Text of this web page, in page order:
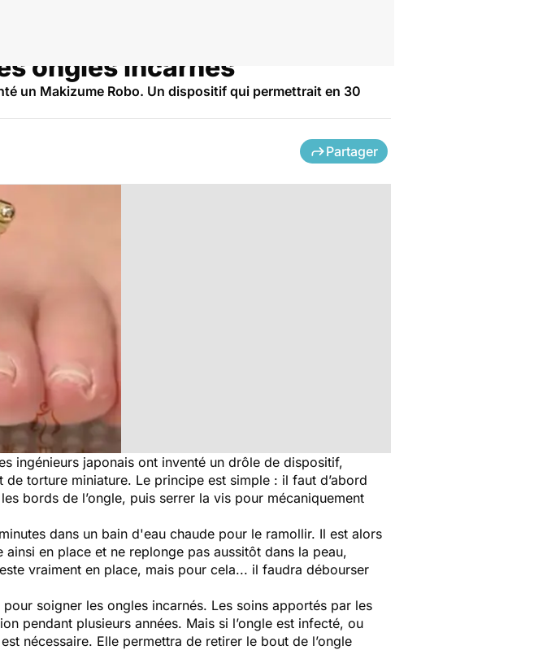
ongles incarnés
un Makizume Robo. Un dispositif qui permettrait en 30
Partager
ingénieurs japonais ont inventé un drôle de dispositif,
torture miniature. Le principe est simple : il faut d’abord
bords de l’ongle, puis serrer la vis pour mécaniquement
dans un bain d'eau chaude pour le ramollir. Il est alors
en place et ne replonge pas aussitôt dans la peau,
vraiment en place, mais pour cela... il faudra débourser
soigner les ongles incarnés. Les soins apportés par les
pendant plusieurs années. Mais si l’ongle est infecté, ou
nécessaire. Elle permettra de retirer le bout de l’ongle